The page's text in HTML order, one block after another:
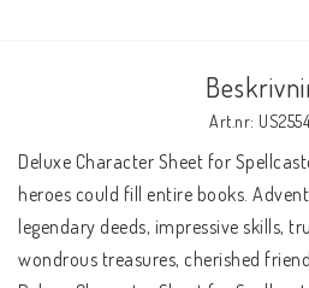
Art.nr:
Deluxe Character Sheet for
heroes could fill entire books.
legendary deeds, impressive skills,
wondrous treasures, cherished